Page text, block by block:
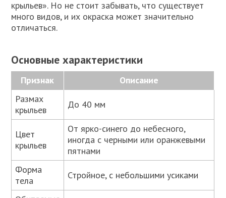
крыльев». Но не стоит забывать, что существует
много видов, и их окраска может значительно
отличаться.
Основные характеристики
Признак
Описание
Размах
крыльев
До 40 мм
Цвет
крыльев
От ярко-синего до небесного,
иногда с черными или оранжевыми
пятнами
Форма
тела
Стройное, с небольшими усиками